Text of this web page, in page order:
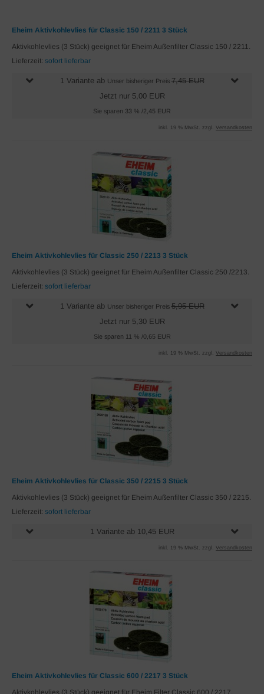
Eheim Aktivkohlevlies für Classic 150 / 2211 3 Stück
Aktivkohlevlies (3 Stück) geeignet für Eheim Außenfilter Classic 150 / 2211.
Lieferzeit: sofort lieferbar
1 Variante ab Unser bisheriger Preis7,45 EUR
Jetzt nur 5,00 EUR
Sie sparen 33 % /2,45 EUR
inkl. 19 % MwSt. zzgl. Versandkosten
Eheim Aktivkohlevlies für Classic 250 / 2213 3 Stück
Aktivkohlevlies (3 Stück) geeignet für Eheim Außenfilter Classic 250 /2213.
Lieferzeit: sofort lieferbar
1 Variante ab Unser bisheriger Preis5,95 EUR
Jetzt nur 5,30 EUR
Sie sparen 11 % /0,65 EUR
inkl. 19 % MwSt. zzgl. Versandkosten
Eheim Aktivkohlevlies für Classic 350 / 2215 3 Stück
Aktivkohlevlies (3 Stück) geeignet für Eheim Außenfilter Classic 350 / 2215.
Lieferzeit: sofort lieferbar
1 Variante ab 10,45 EUR
inkl. 19 % MwSt. zzgl. Versandkosten
Eheim Aktivkohlevlies für Classic 600 / 2217 3 Stück
Aktivkohlevlies (3 Stück) geeignet für Eheim Filter Classic 600 / 2217.